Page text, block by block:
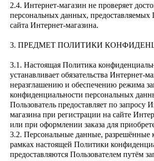
2.4. Интернет-магазин не проверяет
персональных данных, предоставляемых
сайта Интернет-магазина.
3. ПРЕДМЕТ ПОЛИТИКИ
3.1. Настоящая Политика
устанавливает обязательства Интернет-
неразглашению и обеспечению режима
конфиденциальности персональных
Пользователь предоставляет по запросу
магазина при регистрации на сайте
или при оформлении заказа для
3.2. Персональные данные, разрешённые
рамках настоящей Политики
предоставляются Пользователем путём